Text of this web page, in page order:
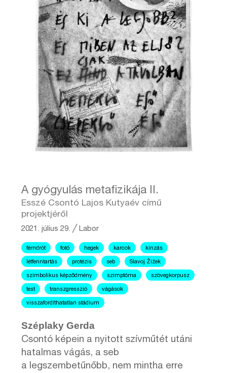
A gyógyulás metafizikája II.
Esszé Csontó Lajos Kutyaév című
projektjéről
2021. július 29. ╱ Labor
fémdrót fotó hegek karcok kínzás
létfenntartás protézis seb Slavoj Žižek
szimbolikus képződmény szimptóma szövegkorpusz
test transzgresszió vágások
visszafordíthatatlan stádium
Széplaky Gerda
Csontó képein a nyitott szívműtét utáni
hatalmas vágás, a seb
a legszembetűnőbb, nem mintha erre